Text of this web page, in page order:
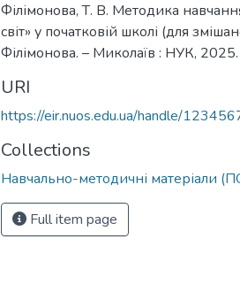
Філімонова, Т. В. Методика
світ» у початковій школі (для
Філімонова. – Миколаїв : НУК,
URI
https://eir.nuos.edu.ua/handle/
Collections
Навчально-методичні матеріали
Full item page